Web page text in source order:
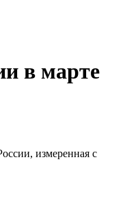
в марте
измеренная с